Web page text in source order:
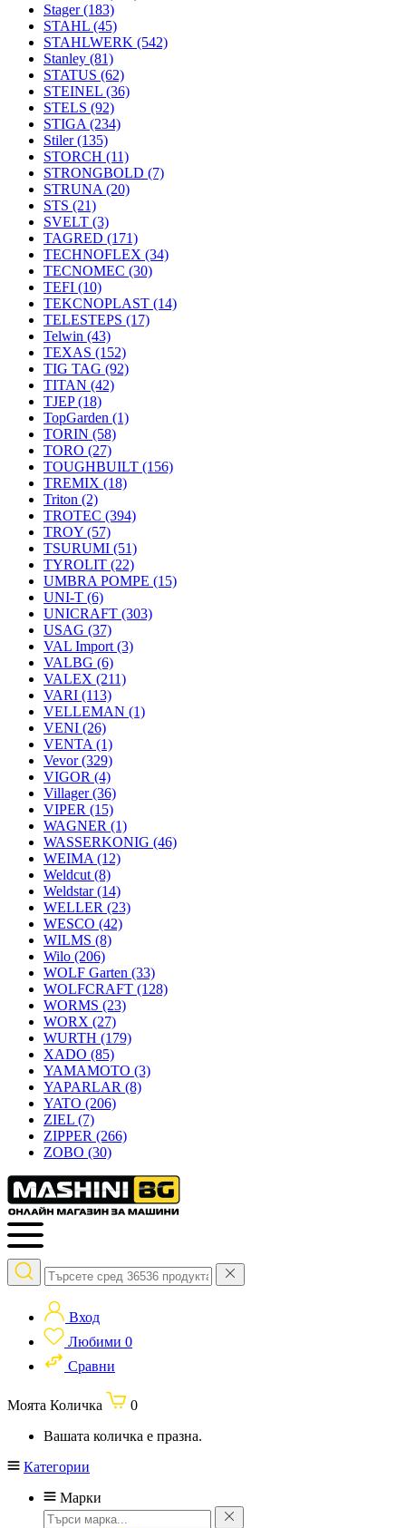
Stager(183)
STAHL (45)
STAHLWERK (542)
Stanley (81)
STATUS (62)
STEINEL (36)
STELS (92)
STIGA (234)
Stiler(135)
STORCH (11)
STRONGBOLD (7)
STRUNA (20)
STS (21)
SVELT (3)
TAGRED (171)
TECHNOFLEX (34)
TECNOMEC (30)
TEFI (10)
TEKCNOPLAST (14)
TELESTEPS (17)
Telwin (43)
TEXAS (152)
TIG TAG (92)
TITAN (42)
TJEP(18)
TopGarden (1)
TORIN (58)
TORO (27)
TOUGHBUILT (156)
TREMIX (18)
Triton (2)
TROTEC (394)
TROY (57)
TSURUMI (51)
TYROLIT (22)
UMBRA POMPE (15)
UNI-T (6)
UNICRAFT (303)
USAG (37)
VAL Import (3)
VALBG (6)
VALEX (211)
VARI (113)
VELLEMAN (1)
VENI (26)
VENTA (1)
Vevor(329)
VIGOR (4)
Villager(36)
VIPER (15)
WAGNER (1)
WASSERKONIG (46)
WEIMA (12)
Weldcut (8)
Weldstar(14)
WELLER (23)
WESCO (42)
WILMS (8)
Wilo (206)
WOLF Garten (33)
WOLFCRAFT (128)
WORMS (23)
WORX (27)
WURTH (179)
XADO (85)
YAMAMOTO (3)
YAPARLAR (8)
YATO (206)
ZIEL (7)
ZIPPER (266)
ZOBO (30)
Вход
Любими 0
Сравни
Моята Количка
0
Вашата количка е празна.
Категории
Марки